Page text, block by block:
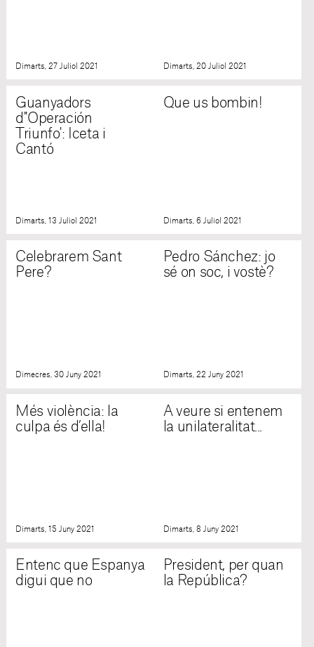
Dimarts, 27 Juliol 2021 Dimarts, 20 Juliol 2021
Guanyadors
d''Operación
Triunfo': Iceta i
Cantó
Dimarts, 13 Juliol 2021
Que us bombin!
Dimarts, 6 Juliol 2021
Celebrarem Sant
Pere?
Dimecres, 30 Juny 2021
Pedro Sánchez: jo
sé on soc, i vostè?
Dimarts, 22 Juny 2021
Més violència: la
culpa és d’ella!
Dimarts, 15 Juny 2021
A veure si entenem
la unilateralitat...
Dimarts, 8 Juny 2021
Entenc que Espanya
digui que no
President, per quan
la República?